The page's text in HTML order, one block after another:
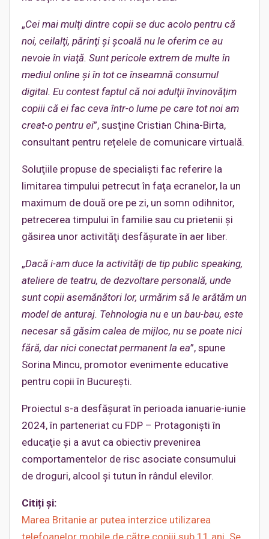
„Cei mai mulţi dintre copii se duc acolo pentru că
noi, ceilalţi, părinţi şi şcoală nu le oferim ce au
nevoie în viaţă. Sunt pericole extrem de multe în
mediul online şi în tot ce înseamnă consumul
digital. Eu contest faptul că noi adulţii învinovăţim
copiii că ei fac ceva într-o lume pe care tot noi am
creat-o pentru ei”, susţine Cristian China-Birta,
consultant pentru rețelele de comunicare virtuală.
Soluţiile propuse de specialişti fac referire la
limitarea timpului petrecut în faţa ecranelor, la un
maximum de două ore pe zi, un somn odihnitor,
petrecerea timpului în familie sau cu prietenii şi
găsirea unor activităţi desfăşurate în aer liber.
„Dacă i-am duce la activităţi de tip public speaking,
ateliere de teatru, de dezvoltare personală, unde
sunt copii asemănători lor, urmărim să le arătăm un
model de anturaj. Tehnologia nu e un bau-bau, este
necesar să găsim calea de mijloc, nu se poate nici
fără, dar nici conectat permanent la ea”, spune
Sorina Mincu, promotor evenimente educative
pentru copii în Bucureşti.
Proiectul s-a desfăşurat în perioada ianuarie-iunie
2024, în parteneriat cu FDP – Protagonişti în
educaţie şi a avut ca obiectiv prevenirea
comportamentelor de risc asociate consumului
de droguri, alcool şi tutun în rândul elevilor.
Citiți și:
Marea Britanie ar putea interzice utilizarea
telefoanelor mobile de către copiii sub 11 ani. Se